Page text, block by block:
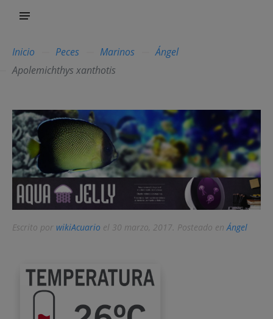
Inicio Peces Marinos
Ángel
Apolemichthys xanthotis
Escrito por wikiAcuario el 30 marzo, 2017 . Posteado enÁngel